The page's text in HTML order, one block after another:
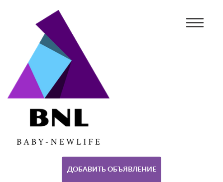
ДОБАВИТЬ ОБЪЯВЛЕНИЕ